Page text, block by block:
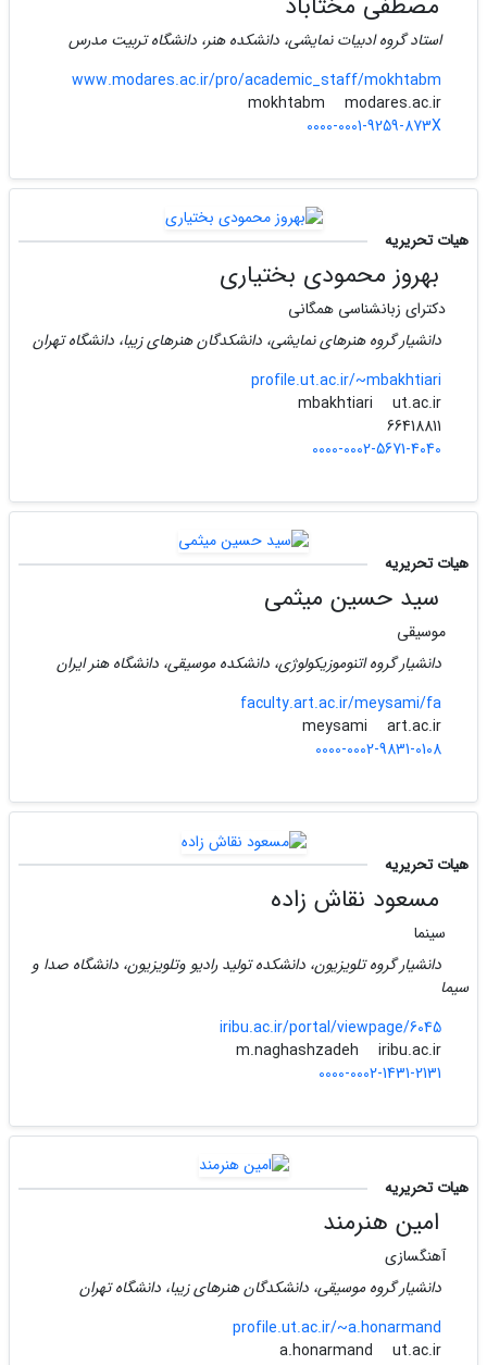
استاد گروه ادبیات نمایشی، دانشکده هنر، دانشگاه تربیت مدرس
www.modares.ac.ir/pro/academic_staff/mokhtabm
mokhtabm
modares.ac.ir
0000-0001-9259-873X
هیات تحریریه
بهروز محمودی بختیاری
دکترای زبانشناسی همگانی
دانشیار گروه هنرهای نمایشی، دانشکدگان هنرهای زیبا، دانشگاه تهران
profile.ut.ac.ir/~mbakhtiari
mbakhtiari
ut.ac.ir
0000-0002-5671-4040
هیات تحریریه
سید حسین میثمی
موسیقی
دانشیار گروه اتنوموزیکولوژی، دانشکده موسیقی، دانشگاه هنر ایران
faculty.art.ac.ir/meysami/fa
meysami
art.ac.ir
0000-0002-9831-0108
هیات تحریریه
مسعود نقاش زاده
سینما
دانشیار گروه تلویزیون، دانشکده تولید رادیو وتلویزیون، دانشگاه صدا و
سیما
iribu.ac.ir/portal/viewpage/6045
m.naghashzadeh
iribu.ac.ir
0000-0002-1431-2131
هیات تحریریه
امین هنرمند
آهنگسازی
دانشیار گروه موسیقی، دانشکدگان هنرهای زیبا، دانشگاه تهران
profile.ut.ac.ir/~a.honarmand
a.honarmand
ut.ac.ir